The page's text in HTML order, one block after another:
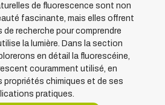
de fluorescence sont non
fascinante, mais elles offrent
recherche pour comprendre
la lumière. Dans la section
en détail la fluorescéine,
couramment utilisé, en
chimiques et de ses
pratiques.